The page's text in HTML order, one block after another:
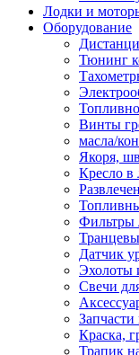
Лодки и
Оборудование
Тюнинг
Винты
масла/
Якоря,
Кресло в
Фильтры
Датчик
Эхолоты
Cвечи
Краска,
Трапик